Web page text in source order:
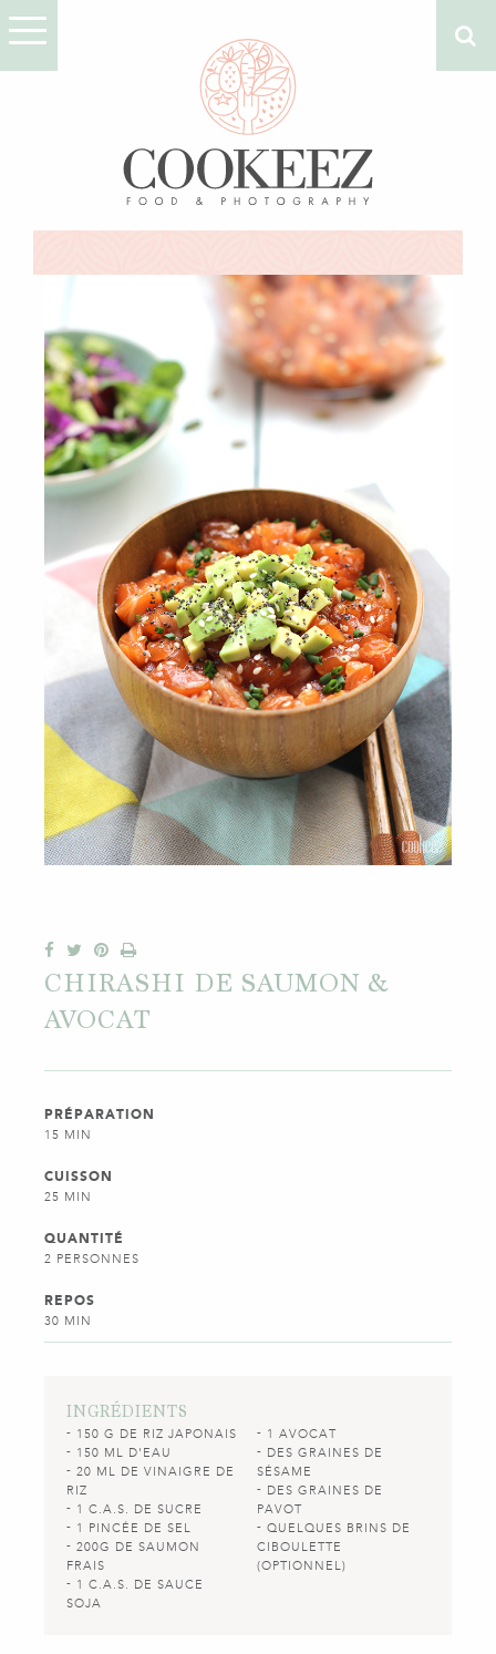
CHIRASHI DE SAUMON &
AVOCAT
PRÉPARATION
15 MIN
CUISSON
25 MIN
QUANTITÉ
2 PERSONNES
REPOS
30 MIN
INGRÉDIENTS
150 G DE RIZ JAPONAIS
150 ML D'EAU
20 ML DE VINAIGRE DE
RIZ
1 C.A.S. DE SUCRE
1 PINCÉE DE SEL
200G DE SAUMON
FRAIS
1 C.A.S. DE SAUCE
SOJA
1 AVOCAT
DES GRAINES DE
SÉSAME
DES GRAINES DE
PAVOT
QUELQUES BRINS DE
CIBOULETTE
(OPTIONNEL)